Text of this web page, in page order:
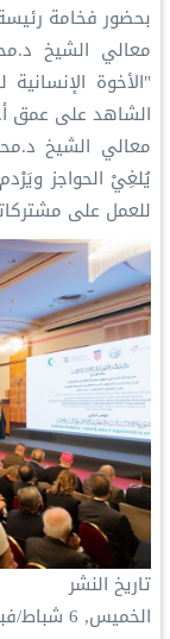
بحضور فخامة
معالي الشيخ
"الأخوة
الشاهد على عمق
معالي الشيخ
يُلغِيْ الحواجز
للعمل على
تاريخ النشر
الخميس, 6 شباط/فبراير 2020